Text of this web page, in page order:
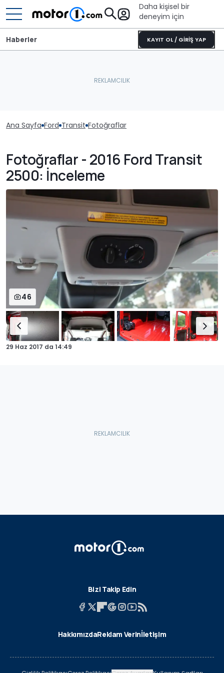
Daha kişisel bir
deneyim için
KAYIT OL / GİRİŞ YAP
Haberler
Ana Sayfa Ford Transit Fotoğraflar
Fotoğraflar - 2016 Ford Transit
2500: İnceleme
46
29 Haz 2017 da 14:49
Bizi Takip Edin
HakkımızdaReklam Verinİletişim